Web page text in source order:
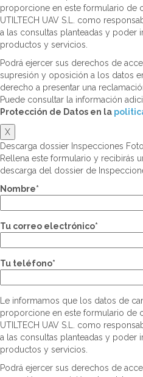
proporcione en este formulario de
UTILTECH UAV S.L. como
a las consultas planteadas y poder
productos y servicios.
Podrá ejercer sus derechos de
supresión y oposición a los datos
derecho a presentar una
Puede consultar la información
Protección de Datos en la
X
Descarga dossier Inspecciones
Rellena este formulario y recibirás
descarga del dossier de
Nombre*
Tu correo electrónico*
Tu teléfono*
Le informamos que los datos de
proporcione en este formulario de
UTILTECH UAV S.L. como
a las consultas planteadas y poder
productos y servicios.
Podrá ejercer sus derechos de